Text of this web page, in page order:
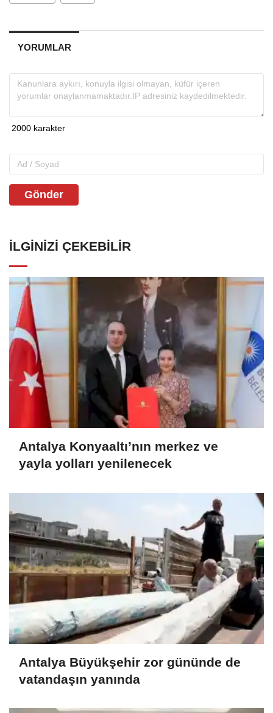
YORUMLAR
Gönder
İLGINIZI ÇEKEBILIR
Antalya Konyaaltı’nın merkez ve
yayla yolları yenilenecek
Antalya Büyükşehir zor gününde de
vatandaşın yanında